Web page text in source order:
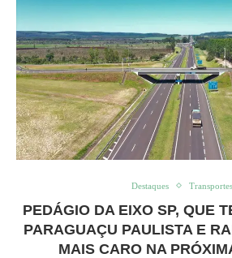
Destaques Transportes
PEDÁGIO DA EIXO SP, QUE
PARAGUAÇU PAULISTA E
MAIS CARO NA